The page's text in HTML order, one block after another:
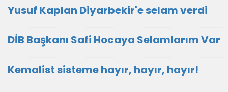
Yusuf Kaplan Diyarbekir'e selam verdi
DİB Başkanı Safi Hocaya Selamlarım Var
Kemalist sisteme hayır, hayır, hayır!